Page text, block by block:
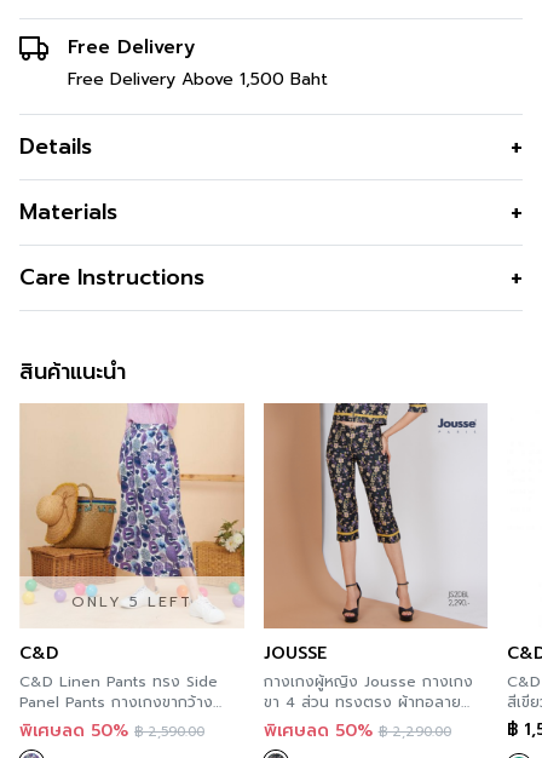
Free Delivery
Free Delivery Above 1,500 Baht
Details
ทิ้งตัว มันวาว นุ่ม ลื่น ใส่สบาย หรูหรา แบรนด์ LOFFICIEL
Materials
เนื้อผ้า
คุณสมบัติผ้า
น้ำหนักเบา ทิ้งตัว ซักง่าย แห้งเร็วไม่ต้อง
รูปทรง
พอดีตัว
กระเป๋า
2 ข้าง
Dark Green
Care Instructions
การฟอกสี
การตาก
Dry in Shade
การซักแห้ง
Do not Tumble dry
สินค้าแนะนำ
ONLY 5 LEFT
C&D
C&D Linen Pants ทรง Side
Panel Pants กางเกงขากว้าง
ลาย Mushroom Coral เนื้อผ้าลินิ
นพรีเมี่ยม CS41VI
พิเศษลด 50% ฿2,590.00
JOUSSE
กางเกงผู้หญิง Jousse กางเกง
ขา 4 ส่วน ทรงตรง ผ้าทอลาย
JS2DBL
พิเศษลด 50% ฿2,290.00
สีเขี
฿